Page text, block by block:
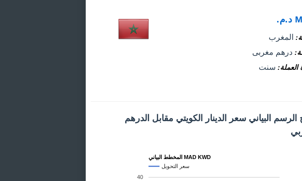
د.م.
المغرب
درهم مغربى
العملة سنت
البياني سعر الدينار الكويتي مقابل الدرهم
المخطط البياني MAD KWD
سعر التحويل
40